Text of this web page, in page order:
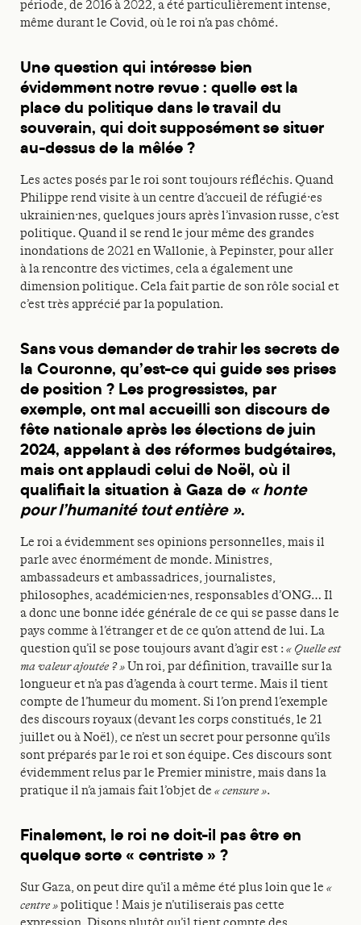
période, de 2016 à 2022, a été particulièrement intense,
même durant le Covid, où le roi n’a pas chômé.
Une question qui intéresse bien
évidemment notre revue : quelle est la
place du politique dans le travail du
souverain, qui doit supposément se situer
au-dessus de la mêlée ?
Les actes posés par le roi sont toujours réfléchis. Quand
Philippe rend visite à un centre d’accueil de réfugié·es
ukrainien·nes, quelques jours après l’invasion russe, c’est
politique. Quand il se rend le jour même des grandes
inondations de 2021 en Wallonie, à Pepinster, pour aller
à la rencontre des victimes, cela a également une
dimension politique. Cela fait partie de son rôle social et
c’est très apprécié par la population.
Sans vous demander de trahir les secrets de
la Couronne, qu’est-ce qui guide ses prises
de position ? Les progressistes, par
exemple, ont mal accueilli son discours de
fête nationale après les élections de juin
2024, appelant à des réformes budgétaires,
mais ont applaudi celui de Noël, où il
qualifiait la situation à Gaza de « honte
pour l’humanité tout entière ».
Le roi a évidemment ses opinions personnelles, mais il
parle avec énormément de monde. Ministres,
ambassadeurs et ambassadrices, journalistes,
philosophes, académicien·nes, responsables d’ONG… Il
a donc une bonne idée générale de ce qui se passe dans le
pays comme à l’étranger et de ce qu’on attend de lui. La
question qu’il se pose toujours avant d’agir est : « Quelle est
ma valeur ajoutée ? »Un roi, par définition, travaille sur la
longueur et n’a pas d’agenda à court terme. Mais il tient
compte de l’humeur du moment. Si l’on prend l’exemple
des discours royaux (devant les corps constitués, le 21
juillet ou à Noël), ce n’est un secret pour personne qu’ils
sont préparés par le roi et son équipe. Ces discours sont
évidemment relus par le Premier ministre, mais dans la
pratique il n’a jamais fait l’objet de « censure ».
Finalement, le roi ne doit-il pas être en
quelque sorte « centriste » ?
Sur Gaza, on peut dire qu’il a même été plus loin que le «
centre »politique ! Mais je n’utiliserais pas cette